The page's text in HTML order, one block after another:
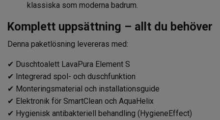
klassiska som moderna badrum.
Komplett uppsättning – allt du behöver
Denna paketlösning levereras med:
✔ Duschtoalett LavaPura Element S
✔ Integrerad spol- och duschfunktion
✔ Monteringsmaterial och installationsguide
✔ Elektronik för SmartClean och AquaHelix
✔ Hygienisk antibakteriell behandling (HygieneEffect)